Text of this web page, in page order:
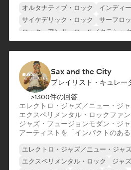
オルタナティブ・ロック
インディ
サイケデリック・ロック
サーフロ
ロック・アンド・ロール／クラシッ
Sax and the City
プレイリスト・キュレー
>1300件の回答
エレクトロ・ジャズ／ニュー・ジ
エクスペリメンタル・ロックファ
ジャズ・フュージョンモダン・ジ
アーティストを「インパクトのあ
エレクトロ・ジャズ／ニュー・ジャ
エクスペリメンタル・ロック
ジャ